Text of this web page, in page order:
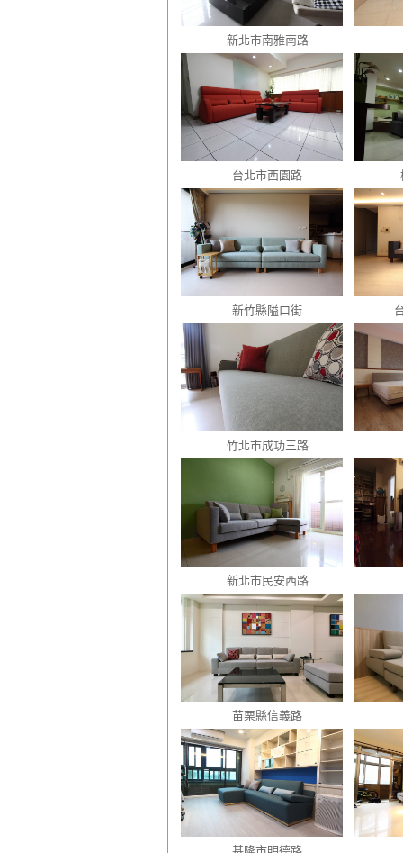
新北市南雅南路
台北市西園路
新竹縣隘口街
竹北市成功三路
新北市民安西路
苗栗縣信義路
基隆市明德路